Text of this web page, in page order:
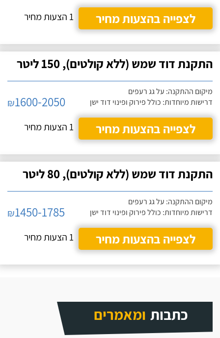
לצפייה בהצעות מחיר
1 הצעות מחיר
התקנת דוד שמש (ללא קולטים), 150 ליטר
מיקום ההתקנה: על גג רעפים
דרישות מיוחדות: כולל פירוק ופינוי דוד ישן
₪1600-2050
לצפייה בהצעות מחיר
1 הצעות מחיר
התקנת דוד שמש (ללא קולטים), 80 ליטר
מיקום ההתקנה: על גג רעפים
דרישות מיוחדות: כולל פירוק ופינוי דוד ישן
₪1450-1785
לצפייה בהצעות מחיר
1 הצעות מחיר
כתבות ומאמרים